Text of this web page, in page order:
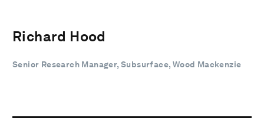
Richard Hood
Senior Research Manager, Subsurface, Wood Mackenzie